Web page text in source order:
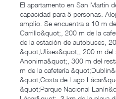
El apartamento en San Martin
capacidad para 5 personas.
amplio. Se encuentra a 10 m
Carrillo&quot;, 200 m de la
de la estación de autobuses,
&quot;Ulises&quot;, 200 m del
Anonima&quot;, 300 m del
m de la cafetería
&quot;Costa de Lago
&quot;Parque Nacional